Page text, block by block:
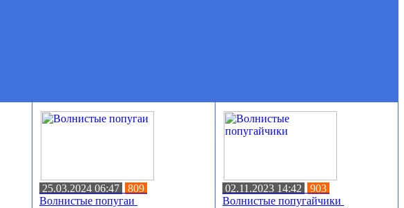
25.03.2024 06:47
809
Волнистые попугаи
02.11.2023 14:42
903
Волнистые попугайчики